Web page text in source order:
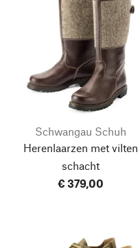
Schwangau Schuh
Herenlaarzen met vilten
schacht
€ 379,00